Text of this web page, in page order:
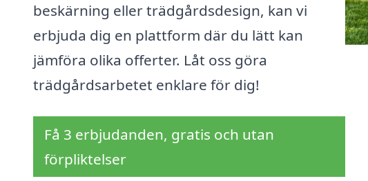
beskärning eller trädgårdsdesign, kan vi
erbjuda dig en plattform där du lätt kan
jämföra olika offerter. Låt oss göra
trädgårdsarbetet enklare för dig!
Få 3 erbjudanden, gratis och utan
förpliktelser